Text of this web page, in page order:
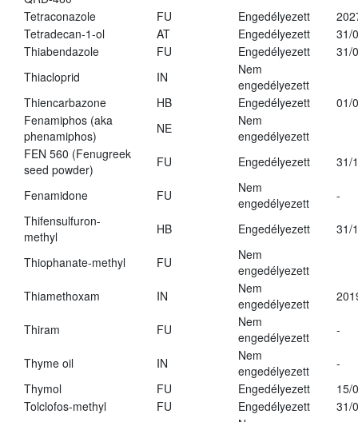
Tetraconazole
FU Engedélyezett
Tetradecan-1-ol
AT Engedélyezett
31/
Thiabendazole
FU Engedélyezett
31/
Thiacloprid
IN
Nem
engedélyezett
Thiencarbazone
HB Engedélyezett
01/
Fenamiphos (aka
phenamiphos)
NE
Nem
engedélyezett
FEN 560 (Fenugreek
seed powder)
FU Engedélyezett 31/
Fenamidone FU
Nem
engedélyezett
-
Thifensulfuron-
methyl
HB Engedélyezett 31/
Thiophanate-methyl FU
Nem
engedélyezett
Thiamethoxam
IN
Nem
engedélyezett
Thiram FU
Nem
engedélyezett
-
Thyme oil IN
Nem
engedélyezett
-
Thymol
FU Engedélyezett
15/
Tolclofos-methyl
FU Engedélyezett
31/